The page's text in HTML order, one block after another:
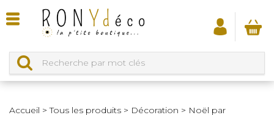
Accueil >Tous les produits > Décoration > Noël par